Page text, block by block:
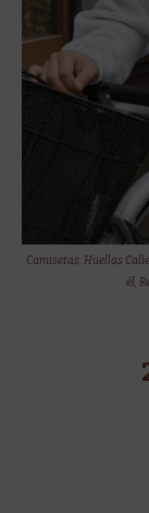
Camisetas,Huellas
él,